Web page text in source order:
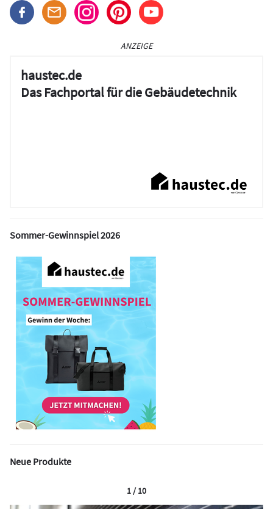
ANZEIGE
haustec.de
Das Fachportal für die Gebäudetechnik
Sommer-Gewinnspiel 2026
Neue Produkte
1 / 10